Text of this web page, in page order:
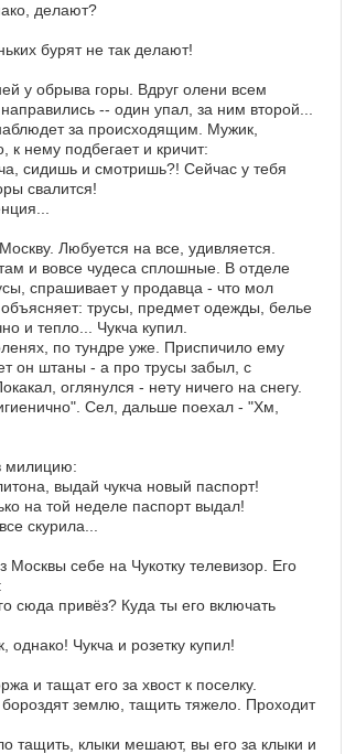
делают?
бурят не так делают!
у обрыва горы. Вдруг олени всем
-- один упал, за ним второй...
за происходящим. Мужик,
к нему подбегает и кричит:
сидишь и смотришь?! Сейчас у тебя
свалится!
Любуется на все, удивляется.
и вовсе чудеса сплошные. В отделе
спрашивает у продавца - что мол
трусы, предмет одежды, белье
и тепло... Чукча купил.
по тундре уже. Приспичило ему
он штаны - а про трусы забыл, с
оглянулся - нету ничего на снегу.
Сел, дальше поехал - "Хм,
милицию:
выдай чукча новый паспорт!
на той неделе паспорт выдал!
скурила...
Москвы себе на Чукотку телевизор. Его
сюда привёз? Куда ты его включать
однако! Чукча и розетку купил!
и тащат его за хвост к поселку.
землю, тащить тяжело. Проходит
тащить, клыки мешают, вы его за клыки и